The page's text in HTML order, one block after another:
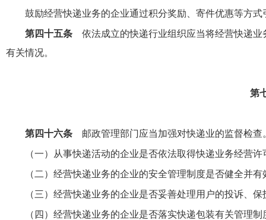
鼓励经营快递业务的企业通过积分奖励、寄件优惠等方
第四十五条依法成立的快递行业组织应当将经营快递业
有关情况。
第
第四十六条邮政管理部门应当加强对快递业的监督检查
（一）从事快递活动的企业是否依法取得快递业务经营许
（二）经营快递业务的企业的安全管理制度是否健全并有
（三）经营快递业务的企业是否妥善处理用户的投诉、
（四）经营快递业务的企业是否落实快递包装有关管理